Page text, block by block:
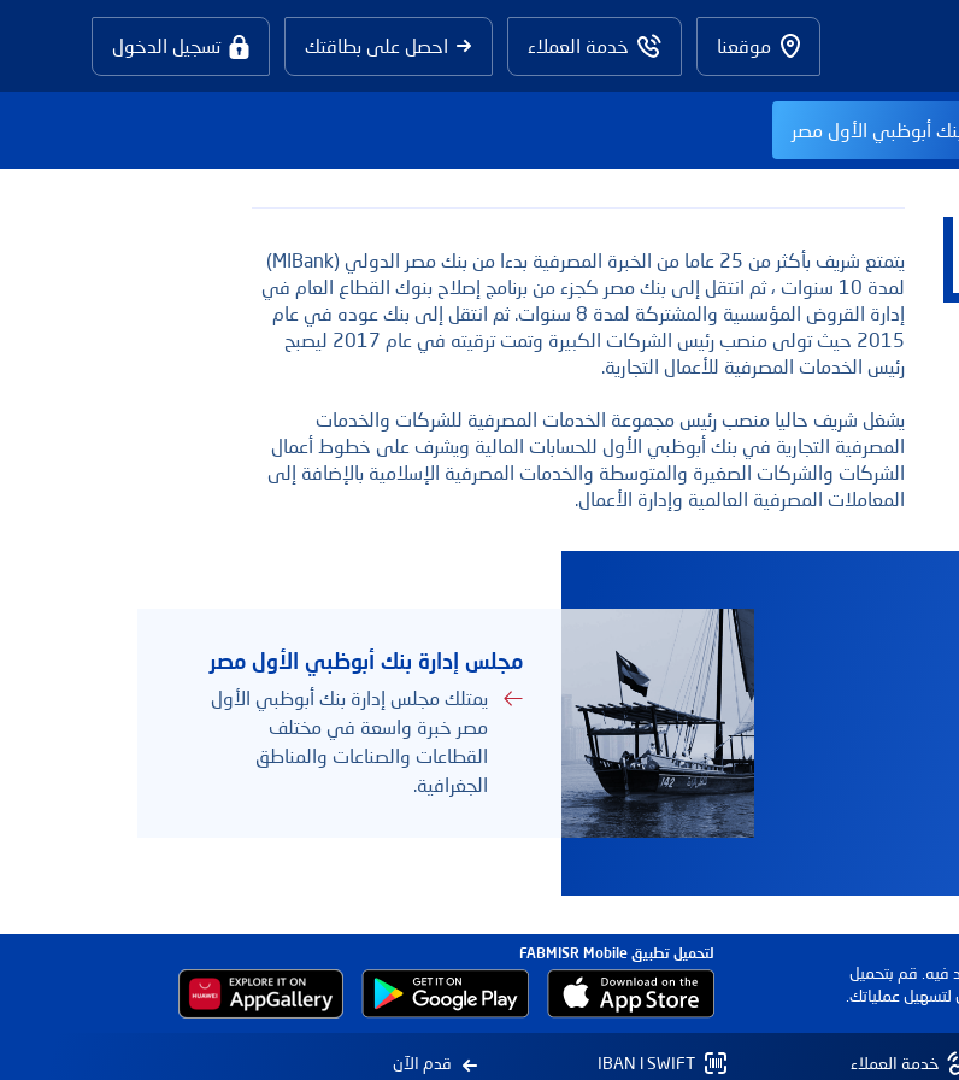
موقعنا خدمة العملاء احصل على بطاقتك تسجيل الدخول
أبوظبي الأول مصر
بحث
المصرفية عبر الهاتف المحمول مركز الاتصال والدعم
يتمتع شريف بأكثر من 25 عاما من الخبرة المصرفية بدءا من بنك مصر الدولي (MIBank)
لمدة 10 سنوات ، ثم انتقل إلى بنك مصر كجزء من برنامج إصلاح بنوك القطاع العام في
إدارة القروض المؤسسية والمشتركة لمدة 8 سنوات. ثم انتقل إلى بنك عوده في عام
2015 حيث تولى منصب رئيس الشركات الكبيرة وتمت ترقيته في عام 2017 ليصبح
رئيس الخدمات المصرفية للأعمال التجارية.
يشغل شريف حاليا منصب رئيس مجموعة الخدمات المصرفية للشركات والخدمات
المصرفية التجارية في بنك أبوظبي الأول للحسابات المالية ويشرف على خطوط أعمال
الشركات والشركات الصغيرة والمتوسطة والخدمات المصرفية الإسلامية بالإضافة إلى
المعاملات المصرفية العالمية وإدارة الأعمال.
مجلس إدارة بنك أبوظبي الأول مصر
يمتلك مجلس إدارة بنك أبوظبي الأول
مصر خبرة واسعة في مختلف
القطاعات والصناعات والمناطق
الجغرافية.
فيه. قم بتحميل
عملياتك.
لتحميل تطبيق FABMISR Mobile
خدمة العملاء IBAN l SWIFT قدم الآن